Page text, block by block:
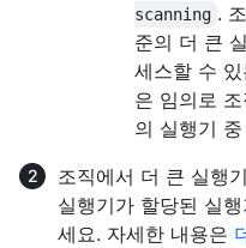
scanning .
준의 더 큰
세스할 수
은 임의로
의 실행기
조직에서 더 큰 실행
실행기가 할당된 실
세요. 자세한 내용은